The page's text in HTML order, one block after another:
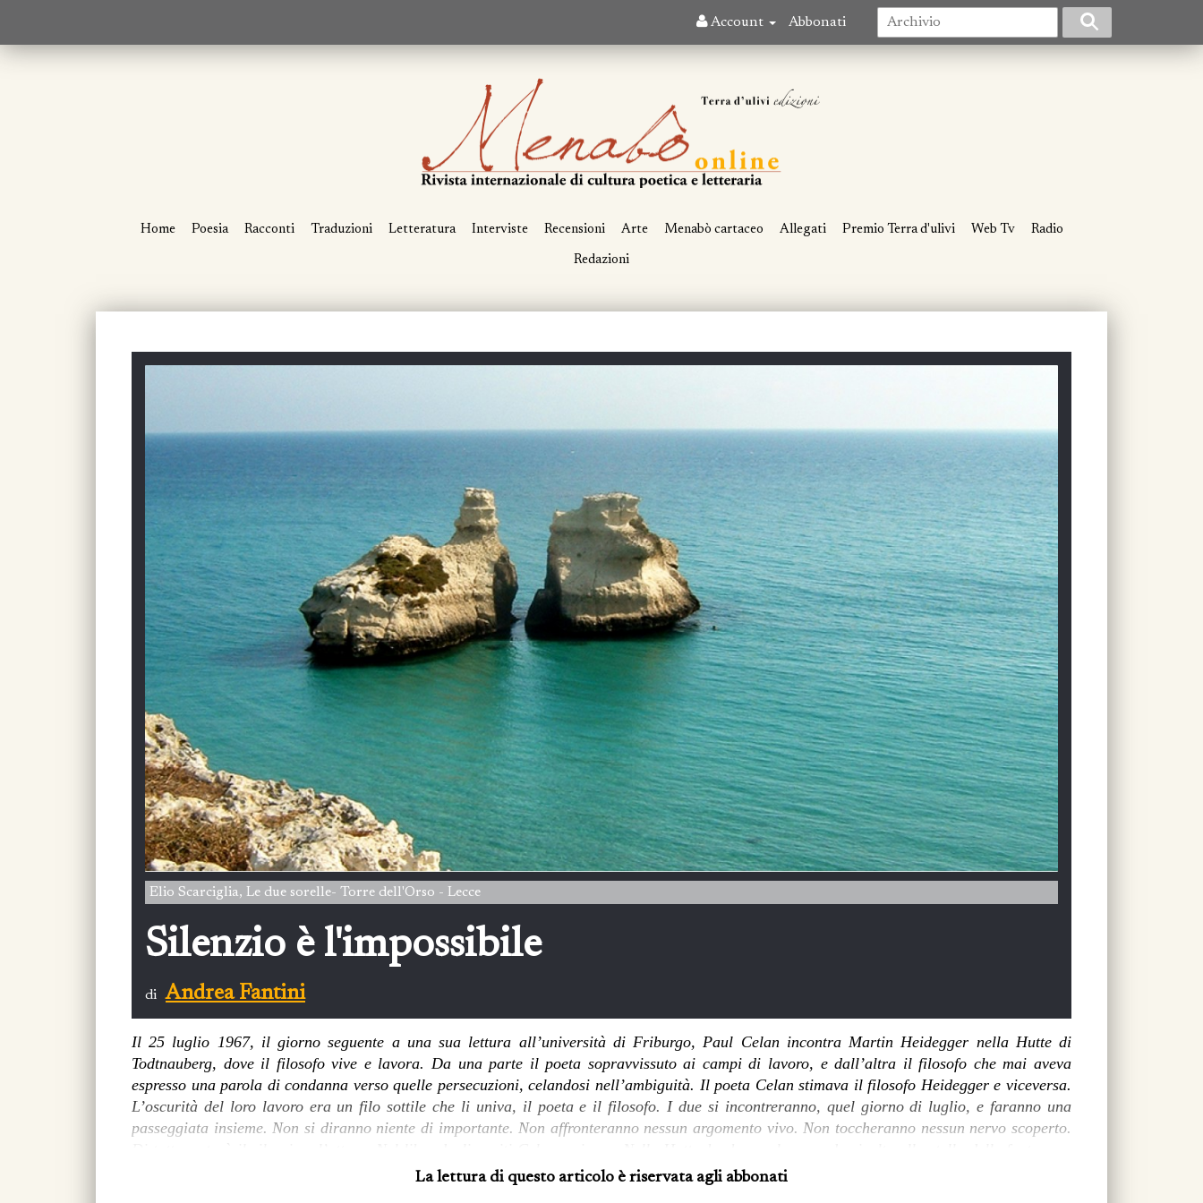
Account Abbonati
Home Poesia Racconti Traduzioni Letteratura Interviste Recensioni Arte Menabò cartaceo Allegati Premio Terra d'ulivi Web Tv Radio
Redazioni
Elio Scarciglia, Le due sorelle- Torre dell'Orso - Lecce
Silenzio è l'impossibile
di Andrea Fantini
Il 25 luglio 1967, il giorno seguente a una sua lettura all’università di Friburgo, Paul Celan incontra Martin Heidegger nella Hutte di
Todtnauberg, dove il filosofo vive e lavora. Da una parte il poeta sopravvissuto ai campi di lavoro, e dall’altra il filosofo che mai aveva
espresso una parola di condanna verso quelle persecuzioni, celandosi nell’ambiguità. Il poeta Celan stimava il filosofo Heidegger e viceversa.
L’oscurità del loro lavoro era un filo sottile che li univa, il poeta e il filosofo. I due si incontreranno, quel giorno di luglio, e faranno una
passeggiata insieme. Non si diranno niente di importante. Non affronteranno nessun argomento vivo. Non toccheranno nessun nervo scoperto.
una speranza di una parola a venire, una parola a venire nel cuore.»La lettura di questo articolo è riservata agli abbonati